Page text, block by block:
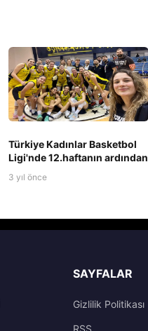
Türkiye Kadınlar Basketbol
Ligi'nde 12.haftanın ardından
3 yıl önce
SAYFALAR
Gizlilik Politikası
RSS